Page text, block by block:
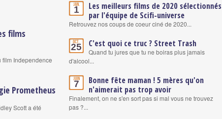
films
film Independence
Prometheus
Scott a été
Jan.
1
Les meilleurs films de 2020 sélectionnés
par l'équipe de Scifi-universe
Retrouvez nos coups de coeur ciné de 2020...
Oct.
25 C'est quoi ce truc ? Street Trash
Quand tu jures que tu ne boiras plus jamais
d'alcool...
Juin
7
Bonne fête maman ! 5 mères qu'on
n'aimerait pas trop avoir
Finalement, on ne s'en sort pas si mal vous ne trouvez
pas ?...